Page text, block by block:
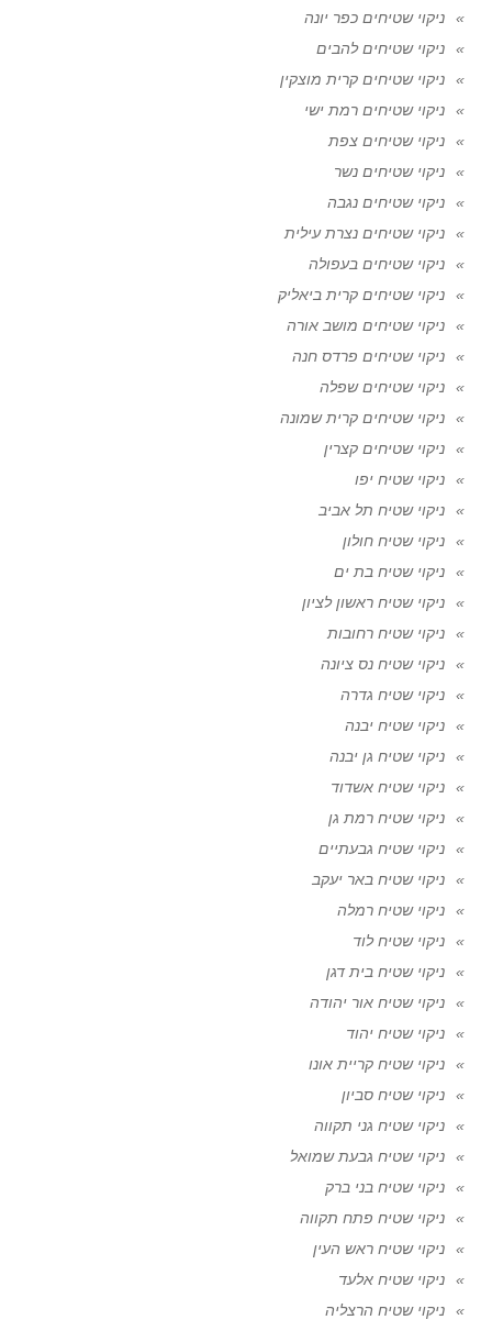
ניקוי שטיחים כפר יונה
ניקוי שטיחים להבים
ניקוי שטיחים קרית מוצקין
ניקוי שטיחים רמת ישי
ניקוי שטיחים צפת
ניקוי שטיחים נשר
ניקוי שטיחים נגבה
ניקוי שטיחים נצרת עילית
ניקוי שטיחים בעפולה
ניקוי שטיחים קרית ביאליק
ניקוי שטיחים מושב אורה
ניקוי שטיחים פרדס חנה
ניקוי שטיחים שפלה
ניקוי שטיחים קרית שמונה
ניקוי שטיחים קצרין
ניקוי שטיח יפו
ניקוי שטיח תל אביב
ניקוי שטיח חולון
ניקוי שטיח בת ים
ניקוי שטיח ראשון לציון
ניקוי שטיח רחובות
ניקוי שטיח נס ציונה
ניקוי שטיח גדרה
ניקוי שטיח יבנה
ניקוי שטיח גן יבנה
ניקוי שטיח אשדוד
ניקוי שטיח רמת גן
ניקוי שטיח גבעתיים
ניקוי שטיח באר יעקב
ניקוי שטיח רמלה
ניקוי שטיח לוד
ניקוי שטיח בית דגן
ניקוי שטיח אור יהודה
ניקוי שטיח יהוד
ניקוי שטיח קריית אונו
ניקוי שטיח סביון
ניקוי שטיח גני תקווה
ניקוי שטיח גבעת שמואל
ניקוי שטיח בני ברק
ניקוי שטיח פתח תקווה
ניקוי שטיח ראש העין
ניקוי שטיח אלעד
ניקוי שטיח הרצליה